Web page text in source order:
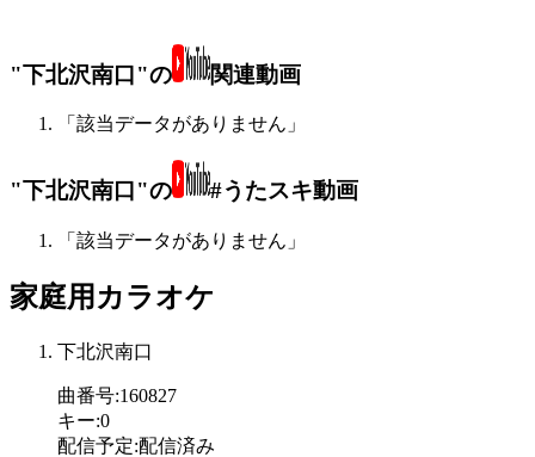
"下北沢南口"の 関連動画
「該当データがありません」
"下北沢南口"の #うたスキ動画
「該当データがありません」
家庭用カラオケ
下北沢南口
曲番号:160827
キー:0
配信予定:配信済み